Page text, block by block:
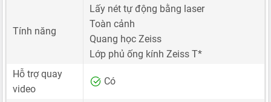
Tính năng
Lấy nét tự động bằng laser
Toàn cảnh
Quang học Zeiss
Lớp phủ ống kính Zeiss T*
Hỗ trợ quay
video
Có